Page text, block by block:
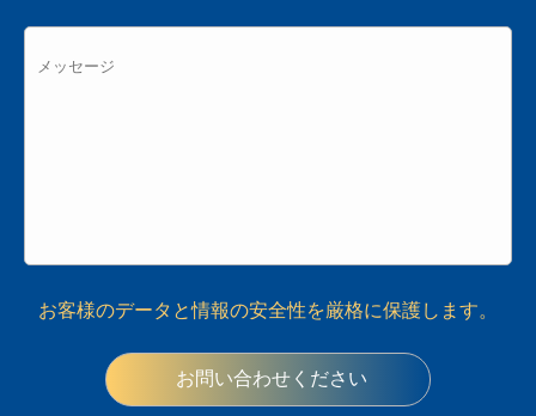
お客様のデータと情報の安全性を厳格に保護します。